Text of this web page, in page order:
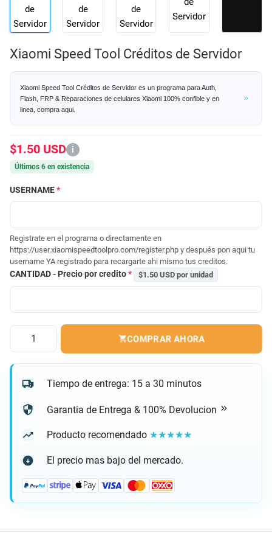
Xiaomi Speed Tool Créditos de Servidor
Xiaomi Speed Tool Créditos de Servidor es un programa para Auth,
Flash, FRP & Reparaciones de celulares Xiaomi 100% confible y en
linea, compra aqui.
$1.50 USD i
Últimos 6 en existencia
USERNAME*
Registrate en el programa o directamente en
https://user.xiaomispeedtoolpro.com/register.php y después pon aqui tu
username YA registrado para recargarte ahi mismo tus creditos.
CANTIDAD - Precio por credito* $1.50 USD por unidad
Cantidad
COMPRAR AHORA
Tiempo de entrega: 15 a 30 minutos
Garantia de Entrega & 100% Devolucion
Producto recomendado ★★★★★
El precio mas bajo del mercado.